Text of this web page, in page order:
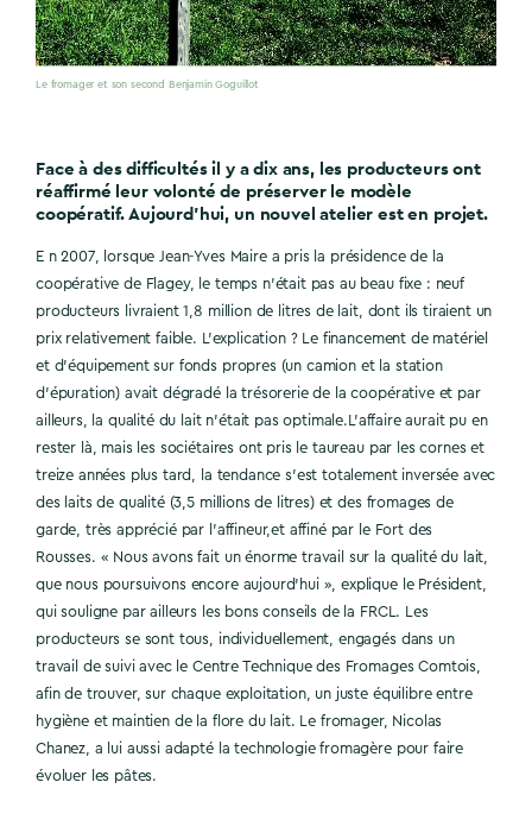
Le fromager et son second Benjamin Goguillot
Face à des difficultés il y a dix ans, les producteurs ont
réaffirmé leur volonté de préserver le modèle
coopératif. Aujourd’hui, un nouvel atelier est en projet.
E n 2007, lorsque Jean-Yves Maire a pris la présidence de la
coopérative de Flagey, le temps n’était pas au beau fixe : neuf
producteurs livraient 1,8 million de litres de lait, dont ils tiraient un
prix relativement faible. L’explication ? Le financement de matériel
et d’équipement sur fonds propres (un camion et la station
d’épuration) avait dégradé la trésorerie de la coopérative et par
ailleurs, la qualité du lait n’était pas optimale.L’affaire aurait pu en
rester là, mais les sociétaires ont pris le taureau par les cornes et
treize années plus tard, la tendance s’est totalement inversée avec
des laits de qualité (3,5 millions de litres) et des fromages de
garde, très apprécié par l’affineur,et affiné par le Fort des
Rousses. « Nous avons fait un énorme travail sur la qualité du lait,
que nous poursuivons encore aujourd’hui », explique le Président,
qui souligne par ailleurs les bons conseils de la FRCL. Les
producteurs se sont tous, individuellement, engagés dans un
travail de suivi avec le Centre Technique des Fromages Comtois,
afin de trouver, sur chaque exploitation, un juste équilibre entre
hygiène et maintien de la flore du lait. Le fromager, Nicolas
Chanez, a lui aussi adapté la technologie fromagère pour faire
évoluer les pâtes.